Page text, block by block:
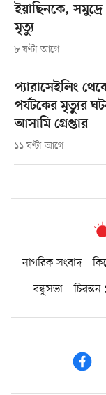
ইয়াছিনকে,
মৃত্যু
৮ ঘণ্টা আগে
প্যারাসেইলিং
পর্যটকের মৃত্যুর
আসামি গ্রেপ্তার
১১ ঘণ্টা আগে
নাগরিক সংবাদ
বন্ধুসভা
চিরন্তন